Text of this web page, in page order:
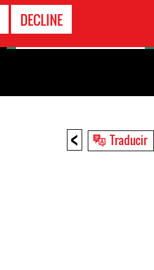
DECLINE
< Traducir
EMERGENCIA